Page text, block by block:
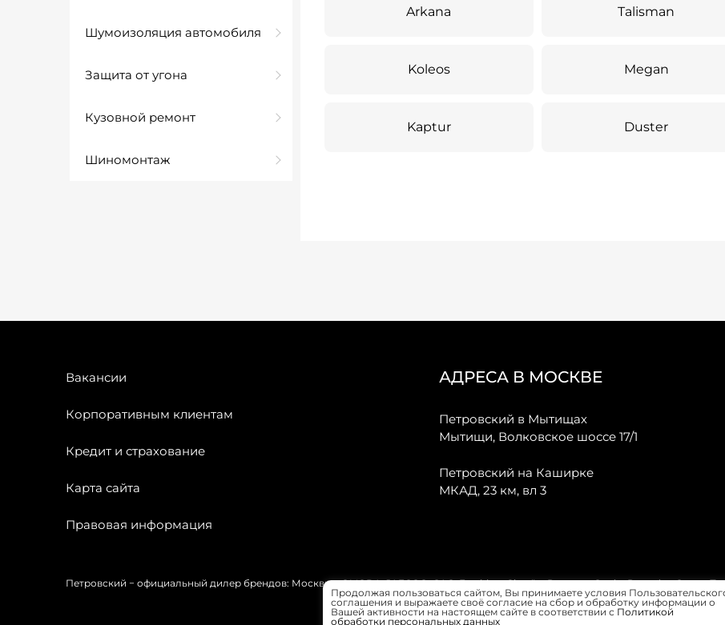
Шумоизоляция автомобиля
Защита от угона
Кузовной ремонт
Шиномонтаж
Arkana Talisman
Koleos Megan
Kaptur Duster
Вакансии
Корпоративным клиентам
Кредит и страхование
Карта сайта
Правовая информация
АДРЕСА В МОСКВЕ
Петровский в Мытищах
Мытищи, Волковское шоссе 17/1
Петровский на Каширке
МКАД, 23 км, вл 3
Петровский − официальный дилер брендов: Москвич, OMODA, JAECOO, GAC, Forthing, Citroёn, Peugeot, Opel и Renault в Санкт-
Продолжая пользоваться сайтом, Вы принимаете условия
соглашения и выражаете своё согласие на сбор и обработку информации о
Вашей активности на настоящем сайте в соответствии с Политикой
обработки персональных данных